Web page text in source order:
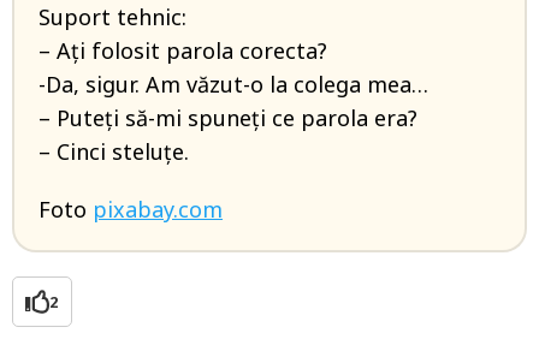
Suport tehnic:
– Ați folosit parola corecta?
-Da, sigur. Am văzut-o la colega mea…
– Puteți să-mi spuneți ce parola era?
– Cinci steluțe.
Foto pixabay.com
2